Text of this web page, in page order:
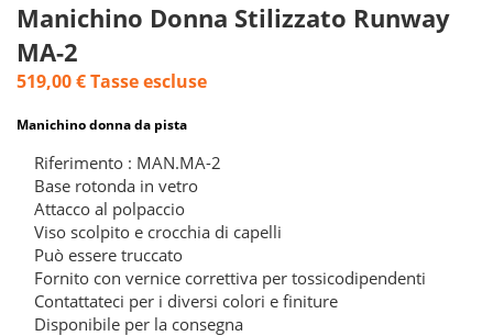
Manichino Donna Stilizzato Runway
MA-2
519,00 €Tasse escluse
Manichino donna da pista
Riferimento : MAN.MA-2
Base rotonda in vetro
Attacco al polpaccio
Viso scolpito e crocchia di capelli
Può essere truccato
Fornito con vernice correttiva per tossicodipendenti
Contattateci per i diversi colori e finiture
Disponibile per la consegna